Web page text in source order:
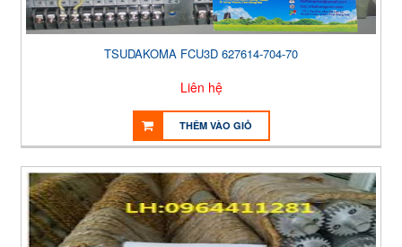
TSUDAKOMA FCU3D 627614-704-70
Liên hệ
THÊM VÀO GIỎ